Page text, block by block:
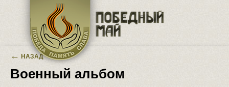
Перейти к основному содержанию
← НАЗАД
Военный альбом